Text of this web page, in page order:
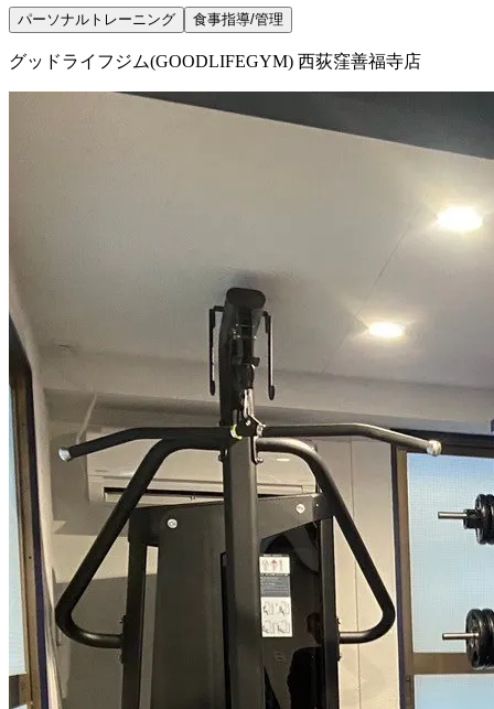
パーソナルトレーニング 食事指導/管理
グッドライフジム(GOODLIFEGYM) 西荻窪善福寺店